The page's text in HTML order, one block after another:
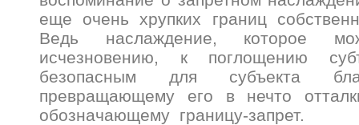
еще очень хрупких границ
Ведь наслаждение, которое
исчезновению, к поглощению
безопасным для субъекта
превращающему его в нечто
обозначающему границу-запрет.